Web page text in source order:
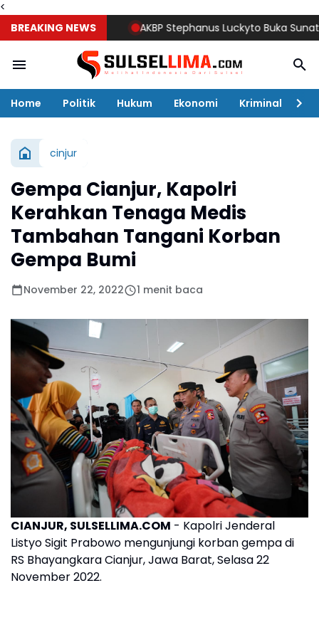
<
BREAKING NEWS
AKBP Stephanus Luckyto Buka Sunatan
Home Politik Hukum Ekonomi Kriminal
cinjur
Gempa Cianjur, Kapolri
Kerahkan Tenaga Medis
Tambahan Tangani Korban
Gempa Bumi
November 22, 2022 1 menit baca
CIANJUR, SULSELLIMA.COM - Kapolri Jenderal
Listyo Sigit Prabowo mengunjungi korban gempa di
RS Bhayangkara Cianjur, Jawa Barat, Selasa 22
November 2022.